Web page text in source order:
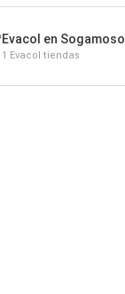
Evacol en Sogamoso
1 Evacol tiendas